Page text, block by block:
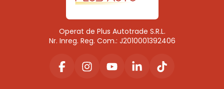
Operat de Plus Autotrade S.R.L.
Nr. Inreg. Reg. Com.: J2010001392406